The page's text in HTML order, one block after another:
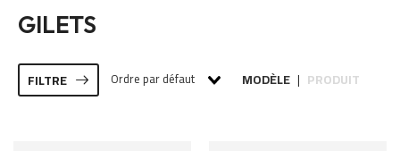
GILETS
FILTRE Ordre par défaut MODÈLE | PRODUIT